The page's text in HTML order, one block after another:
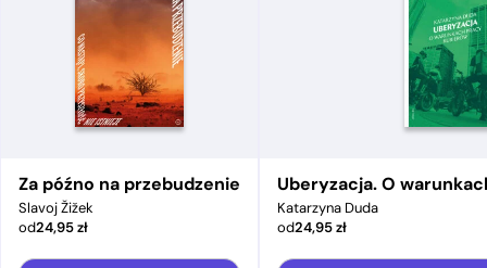
Za późno na przebudzenie
Slavoj Žižek
od24,95zł
Uberyzacja. O
Katarzyna Duda
od24,95zł